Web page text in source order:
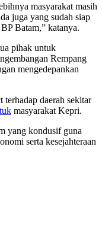
masyarakat masih
juga yang sudah siap
Batam,” katanya.
pihak untuk
Rempang
mengedepankan
daerah sekitar
masyarakat Kepri.
yang kondusif guna
serta kesejahteraan